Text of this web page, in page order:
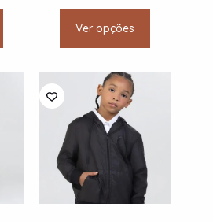
Ver opções
product
variants.
The
options
may
be
chosen